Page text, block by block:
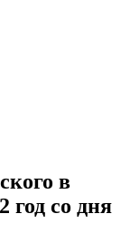
в
год со дня